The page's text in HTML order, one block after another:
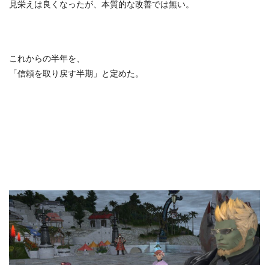
見栄えは良くなったが、本質的な改善では無い。
これからの半年を、
「信頼を取り戻す半期」と定めた。